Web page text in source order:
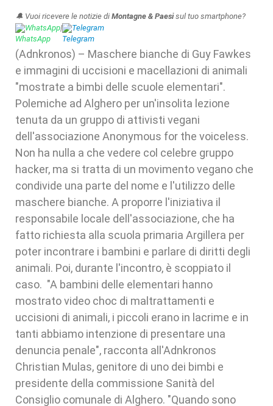
🔔 Vuoi ricevere le notizie di Montagne & Paesisul tuo smartphone?
WhatsApp| Telegram
(Adnkronos) – Maschere bianche di Guy Fawkes
e immagini di uccisioni e macellazioni di animali
"mostrate a bimbi delle scuole elementari".
Polemiche ad Alghero per un'insolita lezione
tenuta da un gruppo di attivisti vegani
dell'associazione Anonymous for the voiceless.
Non ha nulla a che vedere col celebre gruppo
hacker, ma si tratta di un movimento vegano che
condivide una parte del nome e l'utilizzo delle
maschere bianche. A proporre l'iniziativa il
responsabile locale dell'associazione, che ha
fatto richiesta alla scuola primaria Argillera per
poter incontrare i bambini e parlare di diritti degli
animali. Poi, durante l'incontro, è scoppiato il
caso. "A bambini delle elementari hanno
mostrato video choc di maltrattamenti e
uccisioni di animali, i piccoli erano in lacrime e in
tanti abbiamo intenzione di presentare una
denuncia penale", racconta all'Adnkronos
Christian Mulas, genitore di uno dei bimbi e
presidente della commissione Sanità del
Consiglio comunale di Alghero. "Quando sono